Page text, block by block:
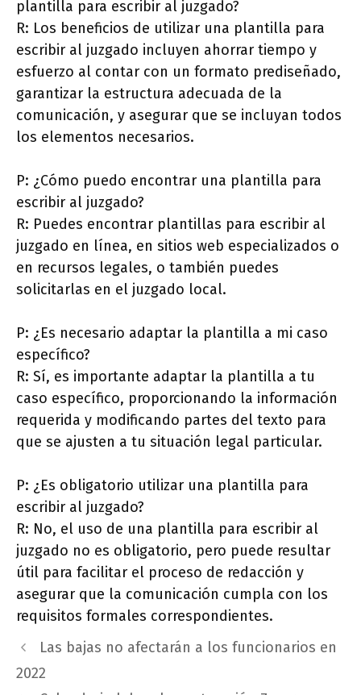
plantilla para escribir al juzgado?
R: Los beneficios de utilizar una plantilla para
escribir al juzgado incluyen ahorrar tiempo y
esfuerzo al contar con un formato prediseñado,
garantizar la estructura adecuada de la
comunicación, y asegurar que se incluyan todos
los elementos necesarios.
P: ¿Cómo puedo encontrar una plantilla para
escribir al juzgado?
R: Puedes encontrar plantillas para escribir al
juzgado en línea, en sitios web especializados o
en recursos legales, o también puedes
solicitarlas en el juzgado local.
P: ¿Es necesario adaptar la plantilla a mi caso
específico?
R: Sí, es importante adaptar la plantilla a tu
caso específico, proporcionando la información
requerida y modificando partes del texto para
que se ajusten a tu situación legal particular.
P: ¿Es obligatorio utilizar una plantilla para
escribir al juzgado?
R: No, el uso de una plantilla para escribir al
juzgado no es obligatorio, pero puede resultar
útil para facilitar el proceso de redacción y
asegurar que la comunicación cumpla con los
requisitos formales correspondientes.
Las bajas no afectarán a los funcionarios en
2022